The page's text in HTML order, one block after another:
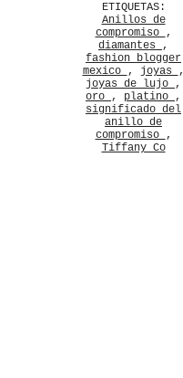
ETIQUETAS:
Anillos de
compromiso ,
diamantes ,
fashion blogger
mexico , joyas
,
joyas de lujo ,
oro , platino ,
significado del
anillo de
compromiso ,
Tiffany Co